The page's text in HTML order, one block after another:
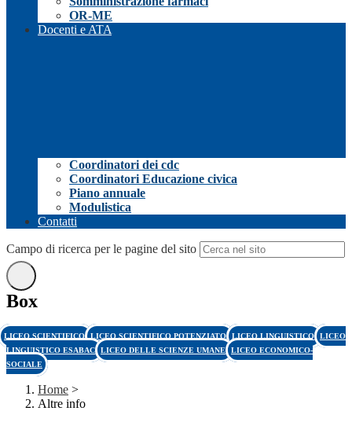
OR-ME
Docenti e ATA
Coordinatori dei cdc
Coordinatori Educazione civica
Piano annuale
Modulistica
Contatti
Campo di ricerca per le pagine del sito
Box
LICEO SCIENTIFICO LICEO SCIENTIFICO POTENZIATO LICEO LINGUISTICO LICEO
LINGUISTICO ESABAC LICEO DELLE SCIENZE UMANE LICEO ECONOMICO-
SOCIALE
Home >
Altre info